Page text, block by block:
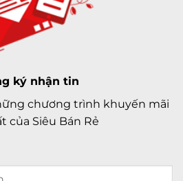
ký nhận tin
chương trình khuyến mãi
của Siêu Bán Rẻ